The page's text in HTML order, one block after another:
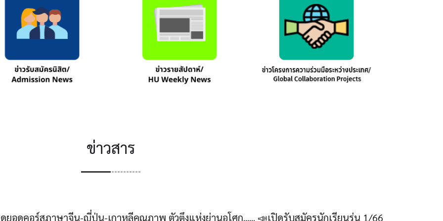
ข่าวสาร
ดยอดคอร์สภาษาจีน-ญี่ปุ่น-เกาหลีคุณภาพ ตัวตึงแห่งย่านอโศก...... 📣เปิดรับสมัครนักเรียนรุ่น 1/66